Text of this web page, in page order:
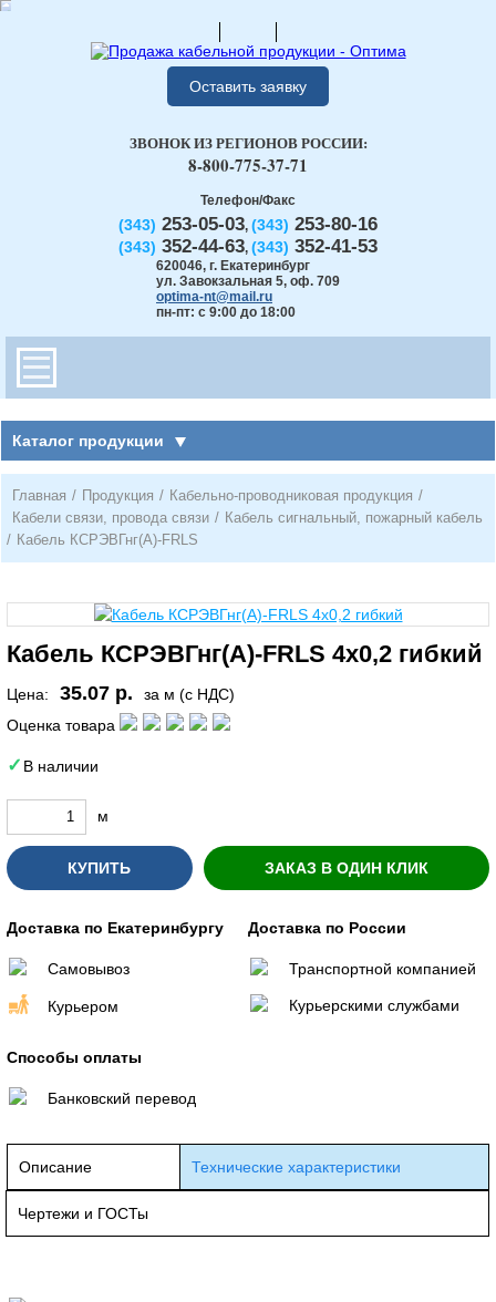
Оставить заявку
Телефон/Факс
(343) 253-05-03, (343) 253-80-16
(343) 352-44-63, (343) 352-41-53
620046, г. Екатеринбург
ул. Завокзальная 5, оф. 709
optima-nt@mail.ru
пн-пт: с 9:00 до 18:00
ЗВОНОК ИЗ РЕГИОНОВ РОССИИ:
8-800-775-37-71
Каталог продукции
Главная / Продукция / Кабельно-проводниковая продукция /
Кабели связи, провода связи / Кабель сигнальный, пожарный кабель
/ Кабель КСРЭВГнг(А)-FRLS
Кабель КСРЭВГнг(А)-FRLS 4х0,2 гибкий
Цена: 35.07 р.
за м (с НДС)
Оценка товара
В наличии
м
КУПИТЬ ЗАКАЗ В ОДИН КЛИК
Доставка по Екатеринбургу
Самовывоз
Курьером
Доставка по России
Транспортной компанией
Курьерскими службами
Способы оплаты
Банковский перевод
Описание Технические характеристики
Чертежи и ГОСТы